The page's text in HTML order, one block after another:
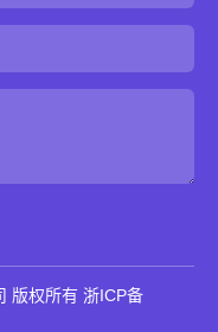
版权所有 浙ICP备